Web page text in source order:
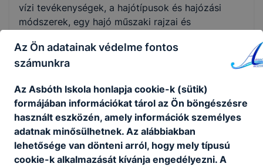
vízi tevékenységek, a hajótípusok és hajózási
módszerek, egy hajó műszaki rajzai és
biztonságosan felszerelt hajót építeni.
KOMPETENCIAELVÁRÁS
Önállóság, precizitás, szorgalom, önfejlődés,
segítőkészség, kezdeményezőkészség.
A SZAKKÉPZETTSÉGGEL RENDELKEZŐ
Az Ön adatainak védelme fontos
számunkra
Az Asbóth Iskola honlapja cookie-k (sütik)
formájában információkat tárol az Ön böngészésre
használt eszközén, amely információk személyes
adatnak minősülhetnek. Az alábbiakban
lehetősége van dönteni arról, hogy mely típusú
cookie-k alkalmazását kívánja engedélyezni. A